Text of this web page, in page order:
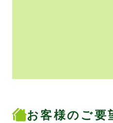
お客様のご要